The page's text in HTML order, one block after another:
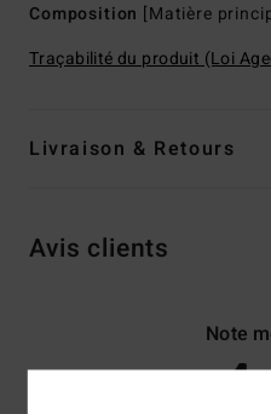
Composition [Matière
Traçabilité du produit (Loi
Livraison & Retours
Avis clients
Note